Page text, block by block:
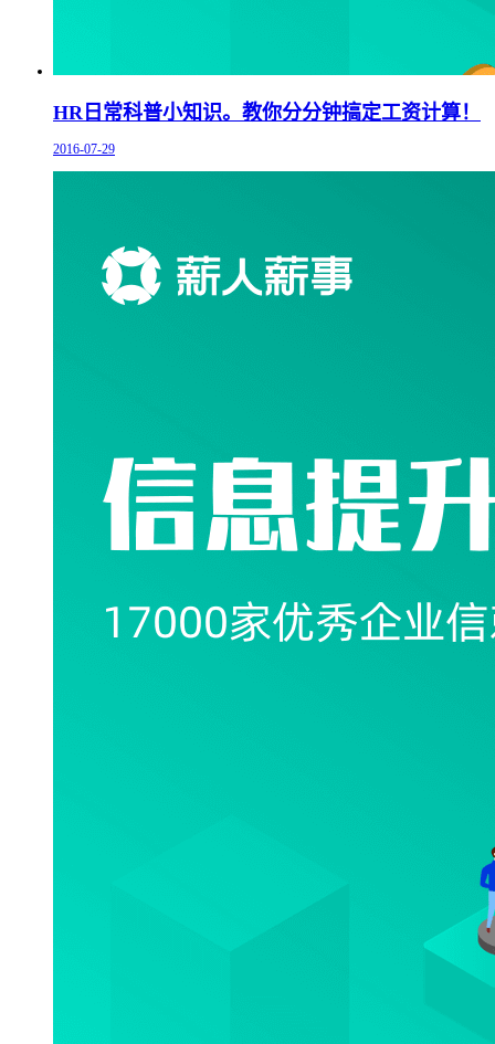
HR日常科普小知识。教你分分钟搞定工资计算！
2016-07-29